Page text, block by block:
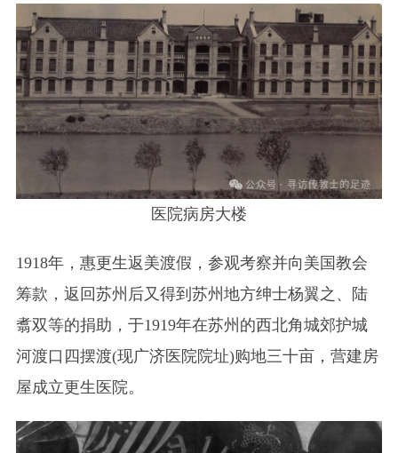
医院病房大楼
1918年，惠更生返美渡假，参观考察并向美国教会
筹款，返回苏州后又得到苏州地方绅士杨翼之、陆
翥双等的捐助，于1919年在苏州的西北角城郊护城
河渡口四摆渡(现广济医院院址)购地三十亩，营建房
屋成立更生医院。